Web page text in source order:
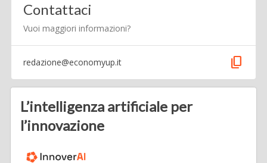
Contattaci
Vuoi maggiori informazioni?
redazione@economyup.it content_copy
L’intelligenza artificiale per
l’innovazione